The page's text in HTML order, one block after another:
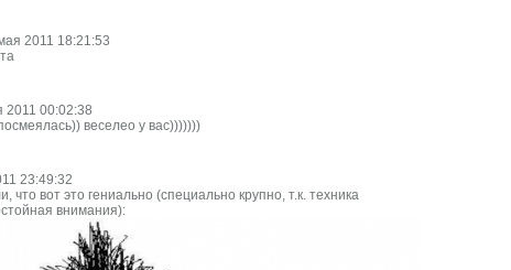
2011 18:21:53
2011 00:02:38
веселео у вас)))))))
23:49:32
что вот это гениально (специально крупно, т.к. техника
внимания):